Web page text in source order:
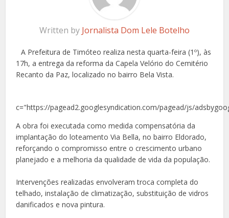
Written by Jornalista Dom Lele Botelho
A Prefeitura de Timóteo realiza nesta quarta-feira (1º), às
17h, a entrega da reforma da Capela Velório do Cemitério
Recanto da Paz, localizado no bairro Bela Vista.
c="https://pagead2.googlesyndication.com/pagead/js/
A obra foi executada como medida compensatória da
implantação do loteamento Via Bella, no bairro Eldorado,
reforçando o compromisso entre o crescimento urbano
planejado e a melhoria da qualidade de vida da população.
Intervenções realizadas envolveram troca completa do
telhado, instalação de climatização, substituição de vidros
danificados e nova pintura.